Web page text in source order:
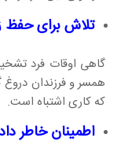
تلاش برای حفظ
گاهی اوقات فرد
همسر و فرزندان
که کاری اشتباه است.
اطمینان خاطر